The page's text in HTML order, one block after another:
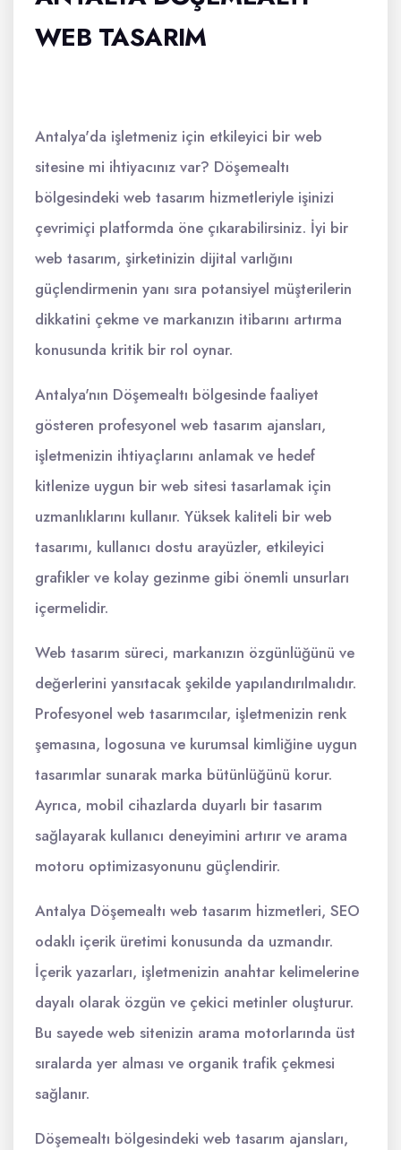
WEB TASARIM
Antalya'da işletmeniz için etkileyici bir web
sitesine mi ihtiyacınız var? Döşemealtı
bölgesindeki web tasarım hizmetleriyle işinizi
çevrimiçi platformda öne çıkarabilirsiniz. İyi bir
web tasarım, şirketinizin dijital varlığını
güçlendirmenin yanı sıra potansiyel müşterilerin
dikkatini çekme ve markanızın itibarını artırma
konusunda kritik bir rol oynar.
Antalya'nın Döşemealtı bölgesinde faaliyet
gösteren profesyonel web tasarım ajansları,
işletmenizin ihtiyaçlarını anlamak ve hedef
kitlenize uygun bir web sitesi tasarlamak için
uzmanlıklarını kullanır. Yüksek kaliteli bir web
tasarımı, kullanıcı dostu arayüzler, etkileyici
grafikler ve kolay gezinme gibi önemli unsurları
içermelidir.
Web tasarım süreci, markanızın özgünlüğünü ve
değerlerini yansıtacak şekilde yapılandırılmalıdır.
Profesyonel web tasarımcılar, işletmenizin renk
şemasına, logosuna ve kurumsal kimliğine uygun
tasarımlar sunarak marka bütünlüğünü korur.
Ayrıca, mobil cihazlarda duyarlı bir tasarım
sağlayarak kullanıcı deneyimini artırır ve arama
motoru optimizasyonunu güçlendirir.
Antalya Döşemealtı web tasarım hizmetleri, SEO
odaklı içerik üretimi konusunda da uzmandır.
İçerik yazarları, işletmenizin anahtar kelimelerine
dayalı olarak özgün ve çekici metinler oluşturur.
Bu sayede web sitenizin arama motorlarında üst
sıralarda yer alması ve organik trafik çekmesi
sağlanır.
Döşemealtı bölgesindeki web tasarım ajansları,